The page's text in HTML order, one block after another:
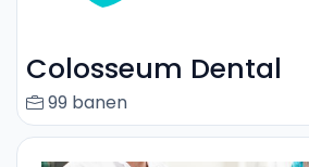
Colosseum Dental
99 banen